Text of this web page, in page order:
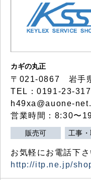
カギの丸正
〒021-0867 岩手
TEL：0191-23-
h49xa@auone-
営業時間：8:30〜
販売可 工事
お気軽にお電話下さ
http://itp.ne.jp/